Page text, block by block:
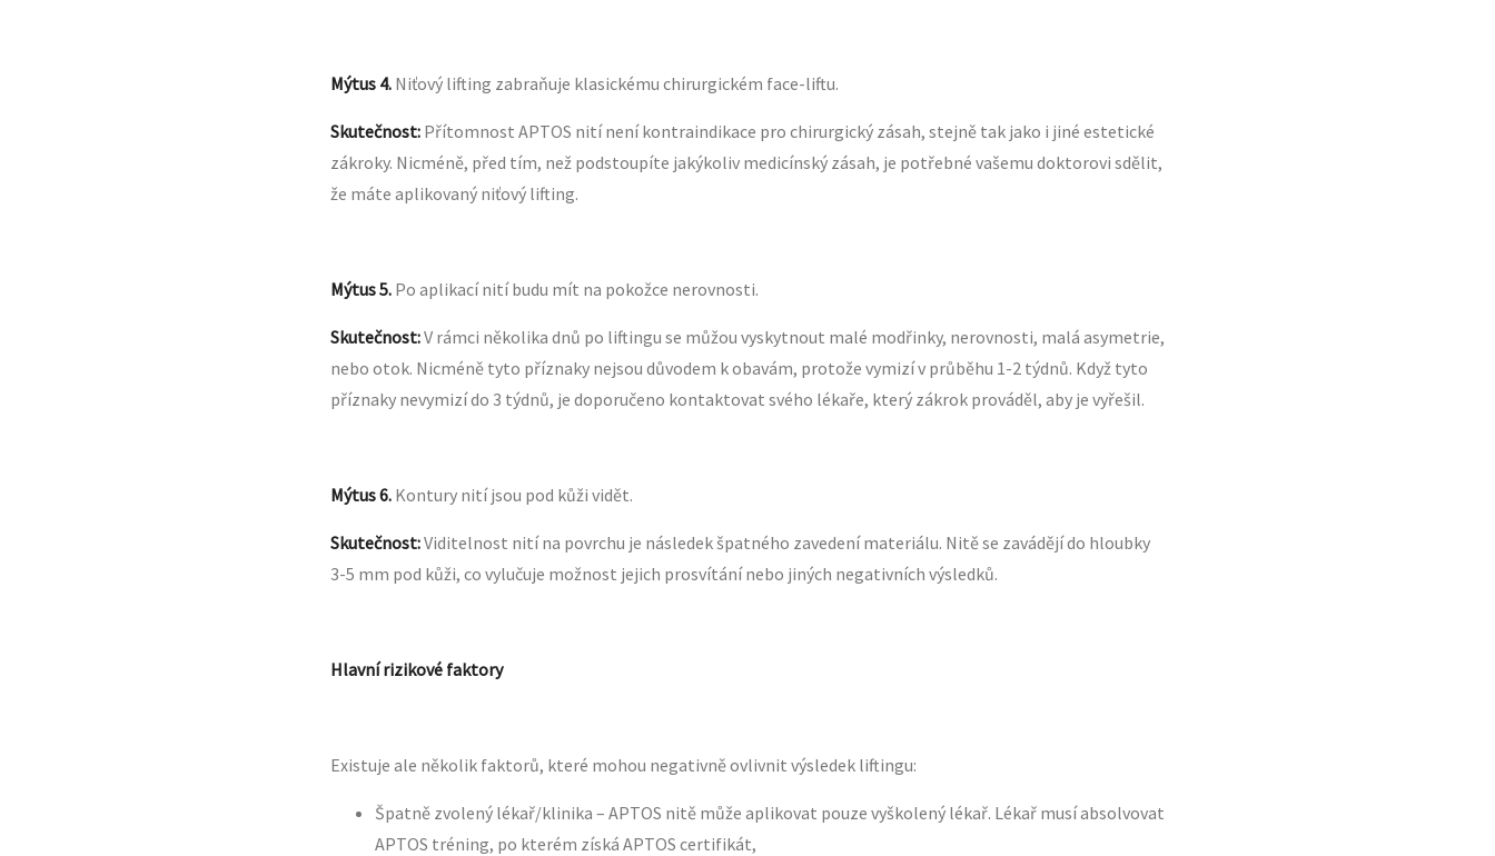
Mýtus 4. Niťový lifting zabraňuje klasickému chirurgickém face-liftu.
Skutečnost: Přítomnost APTOS nití není kontraindikace pro chirurgický zásah, stejně tak jako i jiné estetické
zákroky. Nicméně, před tím, než podstoupíte jakýkoliv medicínský zásah, je potřebné vašemu doktorovi sdělit,
že máte aplikovaný niťový lifting.
Mýtus 5. Po aplikací nití budu mít na pokožce nerovnosti.
Skutečnost:V rámci několika dnů po liftingu se můžou vyskytnout malé modřinky, nerovnosti, malá asymetrie,
nebo otok. Nicméně tyto příznaky nejsou důvodem k obavám, protože vymizí v průběhu 1-2 týdnů. Když tyto
příznaky nevymizí do 3 týdnů, je doporučeno kontaktovat svého lékaře, který zákrok prováděl, aby je vyřešil.
Mýtus 6. Kontury nití jsou pod kůži vidět.
Skutečnost:Viditelnost nití na povrchu je následek špatného zavedení materiálu. Nitě se zavádějí do hloubky
3-5 mm pod kůži, co vylučuje možnost jejich prosvítání nebo jiných negativních výsledků.
Hlavní rizikové faktory
Existuje ale několik faktorů, které mohou negativně ovlivnit výsledek liftingu:
Špatně zvolený lékař/klinika – APTOS nitě může aplikovat pouze vyškolený lékař. Lékař musí absolvovat
APTOS tréning, po kterém získá APTOS certifikát,